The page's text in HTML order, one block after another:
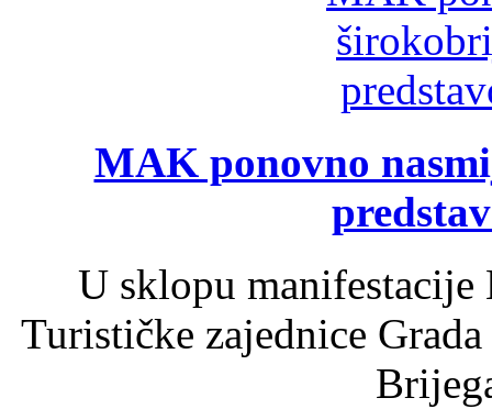
MAK ponovno
U sklopu
Turističke zajednice